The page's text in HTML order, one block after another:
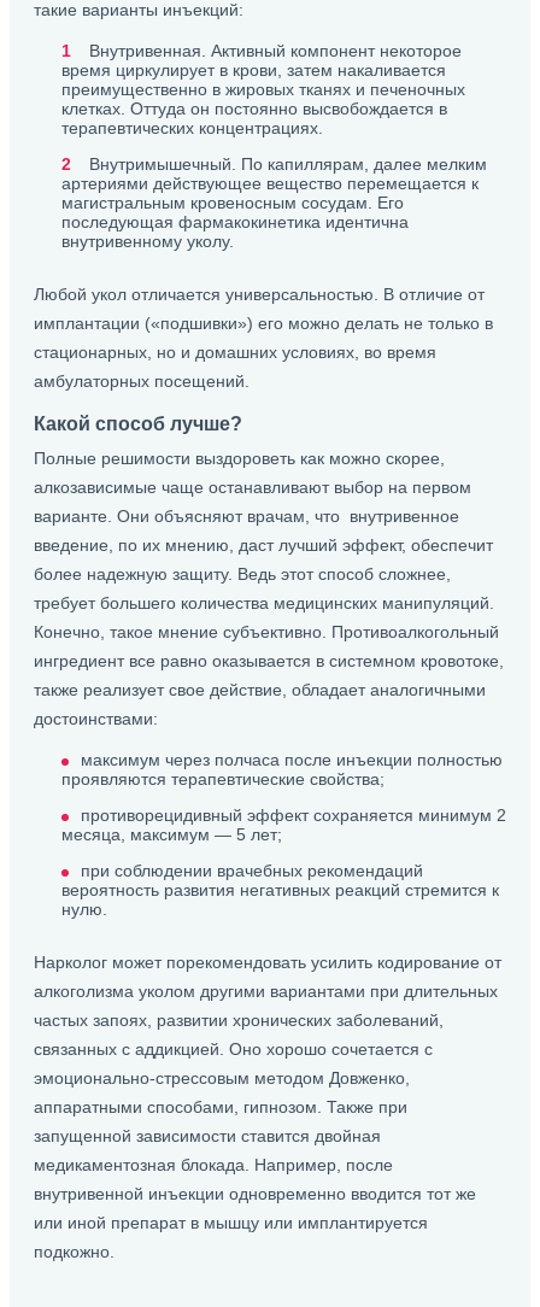
такие варианты инъекций:
Внутривенная. Активный компонент некоторое
время циркулирует в крови, затем накаливается
преимущественно в жировых тканях и печеночных
клетках. Оттуда он постоянно высвобождается в
терапевтических концентрациях.
Внутримышечный. По капиллярам, далее мелким
артериями действующее вещество перемещается к
магистральным кровеносным сосудам. Его
последующая фармакокинетика идентична
внутривенному уколу.
Любой укол отличается универсальностью. В отличие от
имплантации («подшивки») его можно делать не только в
стационарных, но и домашних условиях, во время
амбулаторных посещений.
Какой способ лучше?
Полные решимости выздороветь как можно скорее,
алкозависимые чаще останавливают выбор на первом
варианте. Они объясняют врачам, что внутривенное
введение, по их мнению, даст лучший эффект, обеспечит
более надежную защиту. Ведь этот способ сложнее,
требует большего количества медицинских манипуляций.
Конечно, такое мнение субъективно. Противоалкогольный
ингредиент все равно оказывается в системном кровотоке,
также реализует свое действие, обладает аналогичными
достоинствами:
максимум через полчаса после инъекции полностью
проявляются терапевтические свойства;
противорецидивный эффект сохраняется минимум 2
месяца, максимум — 5 лет;
при соблюдении врачебных рекомендаций
вероятность развития негативных реакций стремится к
нулю.
Нарколог может порекомендовать усилить кодирование от
алкоголизма уколом другими вариантами при длительных
частых запоях, развитии хронических заболеваний,
связанных с аддикцией. Оно хорошо сочетается с
эмоционально-стрессовым методом Довженко,
аппаратными способами, гипнозом. Также при
запущенной зависимости ставится двойная
медикаментозная блокада. Например, после
внутривенной инъекции одновременно вводится тот же
или иной препарат в мышцу или имплантируется
подкожно.